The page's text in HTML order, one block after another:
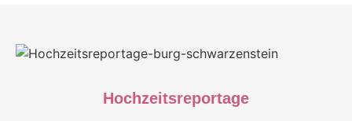
Hochzeitsreportage